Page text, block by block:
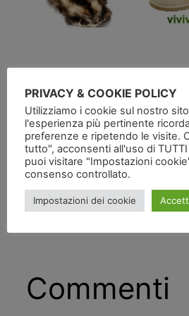
Pubblicatoin
da
Tag:
Commenti
PRIVACY & COOKIE POLICY
Utilizziamo i cookie sul nostro
l'esperienza più pertinente
preferenze e ripetendo le visite.
tutto", acconsenti all'uso di
puoi visitare "Impostazioni
consenso controllato.
Impostazioni dei cookie